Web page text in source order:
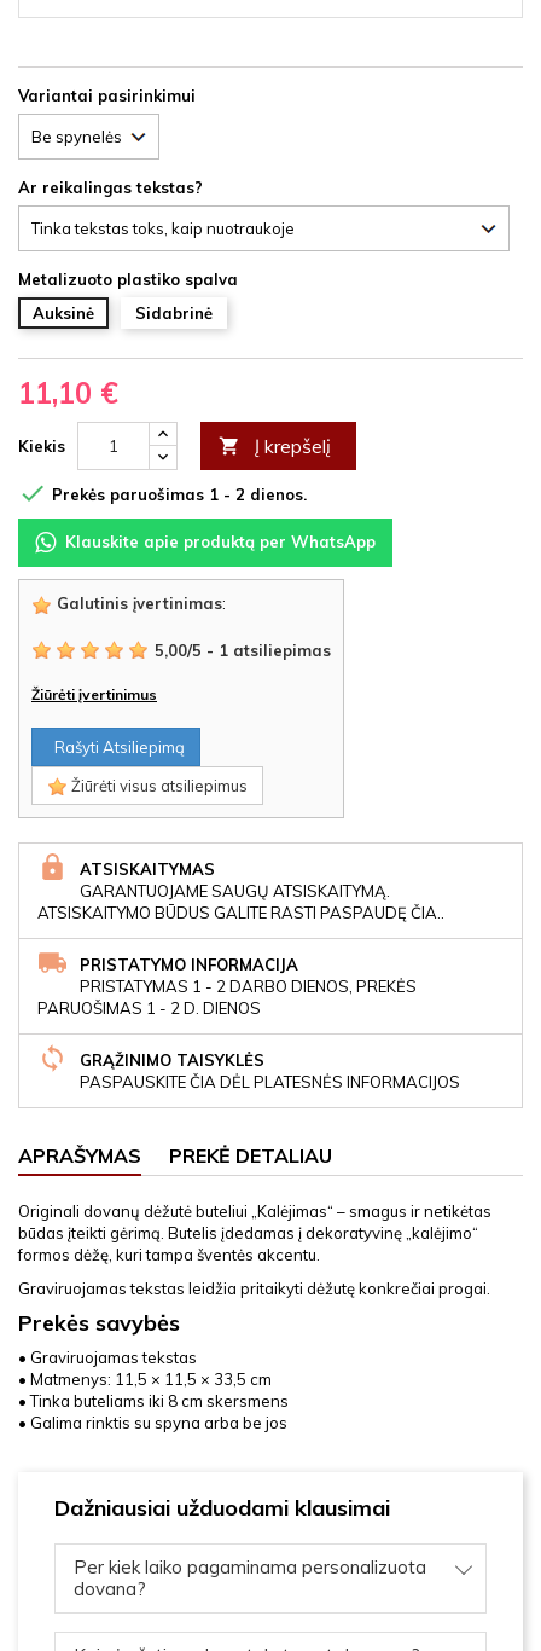
Variantai pasirinkimui
Ar reikalingas tekstas?
Metalizuoto plastiko spalva
Auksinė
Sidabrinė
11,10 €
Kiekis  Į krepšelį
 Prekės paruošimas 1 - 2 dienos.
Klauskite apie produktą per WhatsApp
Galutinis įvertinimas:
5,00/5 - 1 atsiliepimas
Žiūrėti įvertinimus
Rašyti Atsiliepimą
Žiūrėti visus atsiliepimus
ATSISKAITYMAS
GARANTUOJAME SAUGŲ ATSISKAITYMĄ.
ATSISKAITYMO BŪDUS GALITE RASTI PASPAUDĘ ČIA..
PRISTATYMO INFORMACIJA
PRISTATYMAS 1 - 2 DARBO DIENOS, PREKĖS
PARUOŠIMAS 1 - 2 D. DIENOS
GRĄŽINIMO TAISYKLĖS
PASPAUSKITE ČIA DĖL PLATESNĖS INFORMACIJOS
APRAŠYMAS PREKĖ DETALIAU
Originali dovanų dėžutė buteliui „Kalėjimas“ – smagus ir netikėtas
būdas įteikti gėrimą. Butelis įdedamas į dekoratyvinę „kalėjimo“
formos dėžę, kuri tampa šventės akcentu.
Graviruojamas tekstas leidžia pritaikyti dėžutę konkrečiai progai.
Prekės savybės
• Graviruojamas tekstas
• Matmenys: 11,5 × 11,5 × 33,5 cm
• Tinka buteliams iki 8 cm skersmens
• Galima rinktis su spyna arba be jos
Dažniausiai užduodami klausimai
Per kiek laiko pagaminama personalizuota
dovana?